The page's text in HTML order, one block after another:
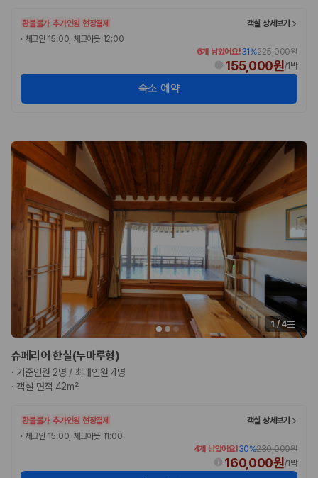
일반자차:사고 발생 시 일정 금액의 면책금이 발생할 수 있습니다.
완전자차:보상 한도 내에서 면책금 부담이 줄어드는 보험 조건입니
다.
더 높은 보장 조건을 원하는 사용자에게 적합합니다.
2000만 고객이 선택한 렌트카 가격비교 플랫폼
누적 이용 고객수
20,871,562
명
사용자 리뷰
175,206
건
예약 가능 차량
67,123 대
전국 렌트카 지점
1,829
제주렌트카 가격비교 자주 묻는 질문
Q. 제주렌트카 가격비교는 카모아에서 어떻게 하나요?
A. 대여일, 반납일, 인수 지역을 선택하면 제주도 렌트카 업체별 가격, 차종,
보험 조건, 예약 가능 차량을 한 번에 비교할 수 있습니다.
Q. 제주 렌트카 최저가는 무엇을 기준으로 비교해야 하나요?
Q. 제주공항 근처 렌트카도 비교할 수 있나요?
Q. 제주 렌트카 가격비교 시 보험도 함께 비교할 수 있나요?
Q. 가족 여행에는 어떤 제주 렌트카를 비교해야 하나요?
제주렌트카 가격비교 주요 링크
제주 렌트카 예약
환불불가 추가인원 현장결제
객실 상세보기
· 체크인 15:00, 체크아웃 12:00
6개 남았어요!31%225,000원
155,000원/1박
숙소 예약
1/4
슈페리어 한실(누마루형)
· 기준인원 2명 / 최대인원 4명
·객실 면적 42m²
환불불가 추가인원 현장결제
객실 상세보기
· 체크인 15:00, 체크아웃 11:00
4개 남았어요!30%230,000원
160,000원/1박